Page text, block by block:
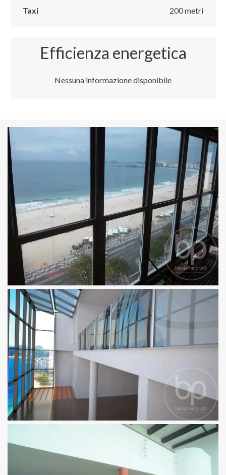
Taxi 200 metri
Efficienza energetica
Nessuna informazione disponibile